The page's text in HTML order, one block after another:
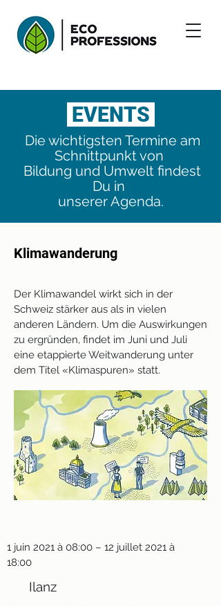
EVENTS
Die wichtigsten Termine am
Schnittpunkt von
Bildung und Umwelt findest
Du in
unserer Agenda.
Klimawanderung
Der Klimawandel wirkt sich in der
Schweiz stärker aus als in vielen
anderen Ländern. Um die Auswirkungen
zu ergründen, findet im Juni und Juli
eine etappierte Weitwanderung unter
dem Titel «Klimaspuren» statt.
1 juin 2021 à 08:00 – 12 juillet 2021 à
18:00
Ilanz